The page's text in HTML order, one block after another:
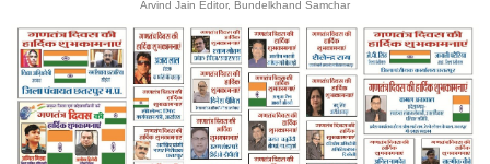
Arvind Jain Editor, Bundelkhand Samchar